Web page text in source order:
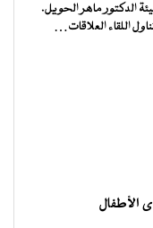
الدكتور ماهر الحويل.
اللقاء العلاقات…
الأطفال